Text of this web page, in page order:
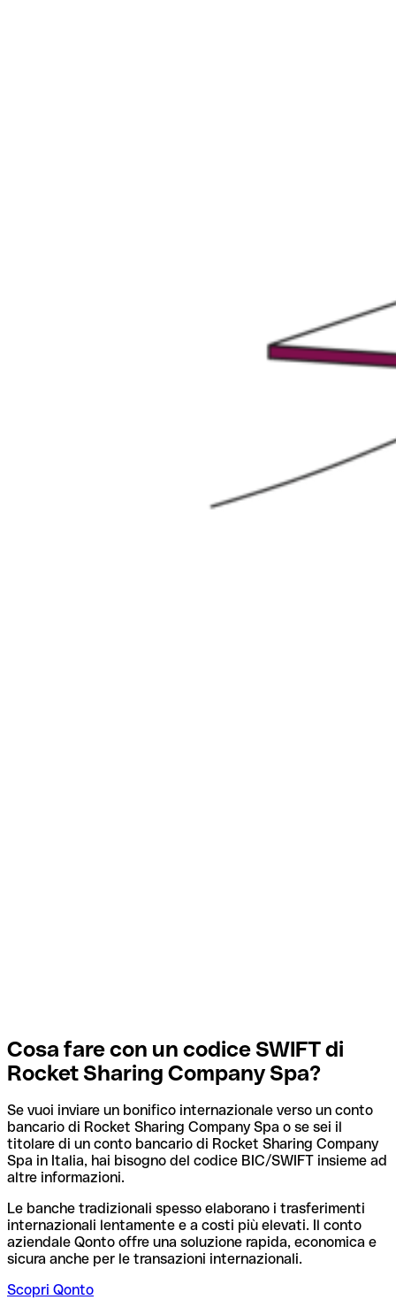
Cosa fare con un codice SWIFT di
Rocket Sharing Company Spa?
Se vuoi inviare un bonifico internazionale verso un conto
bancario di Rocket Sharing Company Spa o se sei il
titolare di un conto bancario di Rocket Sharing Company
Spa in Italia, hai bisogno del codice BIC/SWIFT insieme ad
altre informazioni.
Le banche tradizionali spesso elaborano i trasferimenti
internazionali lentamente e a costi più elevati. Il conto
aziendale Qonto offre una soluzione rapida, economica e
sicura anche per le transazioni internazionali.
Scopri Qonto